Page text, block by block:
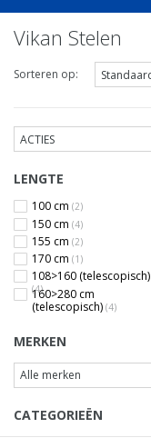
Vikan Stelen
Sorteren op:
LENGTE
100 cm (2)
150 cm (4)
155 cm (2)
170 cm (1)
108>160 (telescopisch)
(4)
160>280 cm
(telescopisch) (4)
MERKEN
CATEGORIEËN